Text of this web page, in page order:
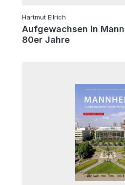
Hartmut Ellrich
Aufgewachsen in
80er Jahre